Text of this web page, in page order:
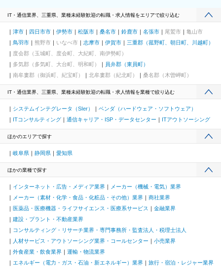
IT・通信業界、三重県、業種未経験歓迎の転職・求人情報をエリアで絞り込む
津市 四日市市 伊勢市 松阪市 桑名市 鈴鹿市 名張市 尾鷲市
亀山市
鳥羽市
熊野市 いなべ市 志摩市 伊賀市
三重郡（菰野町、朝日町、川越町）
度会郡（玉城町、度会町、大紀町、南伊勢町）
多気郡（多気町、大台町、明和町）
員弁郡（東員町）
南牟婁郡（御浜町、紀宝町）
北牟婁郡（紀北町） 桑名郡（木曽岬町）
IT・通信業界、三重県、業種未経験歓迎の転職・求人情報を業種で絞り込む
システムインテグレータ（SIer）
ベンダ（ハードウェア・ソフトウェア）
ITコンサルティング
通信キャリア・ISP・データセンター ITアウトソーシング
ほかのエリアで探す
岐阜県 静岡県 愛知県
ほかの業種で探す
インターネット・広告・メディア業界
メーカー（機械・電気）業界
メーカー（素材・化学・食品・化粧品・その他）業界
商社業界
医薬品・医療機器・ライフサイエンス・医療系サービス
金融業界
建設・プラント・不動産業界
コンサルティング・リサーチ業界・専門事務所・監査法人・税理士法人
人材サービス・アウトソーシング業界・コールセンター
小売業界
外食産業・飲食業界
運輸・物流業界
エネルギー（電力・ガス・石油・新エネルギー）業界
旅行・宿泊・レジャー業界